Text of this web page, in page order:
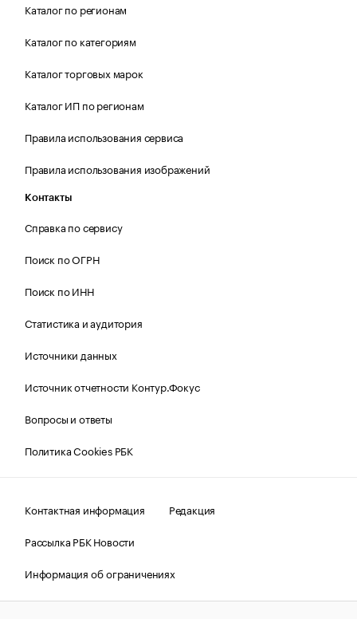
Каталог по регионам
Каталог по категориям
Каталог торговых марок
Каталог ИП по регионам
Правила использования сервиса
Правила использования изображений
Контакты
Справка по сервису
Поиск по ОГРН
Поиск по ИНН
Статистика и аудитория
Источники данных
Источник отчетности Контур.Фокус
Вопросы и ответы
Политика Cookies РБК
Контактная информация
Редакция
Рассылка РБК Новости
Информация об ограничениях
Правовая информация
О соблюдении авторских прав